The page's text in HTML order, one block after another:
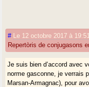
# Le 12 octobre 2017 à 19:51
Repertòris de conjugasons
Je suis bien d’accord avec
norme gasconne, je verrais
Marsan-Armagnac), pour